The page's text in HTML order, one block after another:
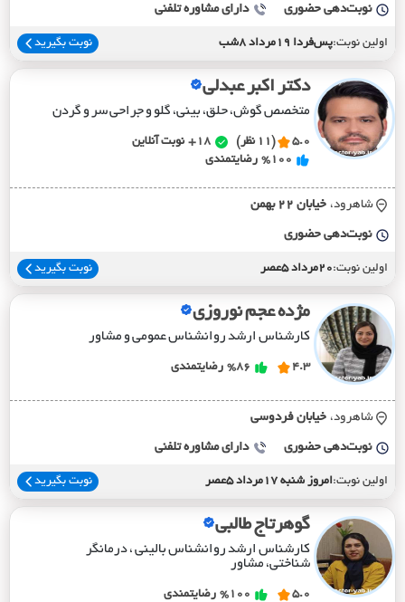
نوبت‌دهی حضوری دارای مشاوره تلفنی
اولین نوبت:پس‌فردا 19مرداد 8شب نوبت بگیرید
دکتر اکبر عبدلی
متخصص گوش، حلق، بینی، گلو و جراحی سر و گردن
5.0 (11 نظر) 18+
نوبت آنلاین
%100 رضایتمندی
شاهرود، خيابان 22 بهمن
نوبت‌دهی حضوری
اولین نوبت:20مرداد 5عصر نوبت بگیرید
مژده عجم نوروزی
کارشناس ارشد روانشناس عمومی و مشاور
4.3
%86 رضایتمندی
شاهرود، خيابان فردوسي
نوبت‌دهی حضوری دارای مشاوره تلفنی
اولین نوبت:امروز شنبه 17مرداد 5عصر نوبت بگیرید
گوهرتاج طالبی
کارشناس ارشد روانشناس بالینی ، درمانگر
شناختی، مشاور
5.0
%100 رضایتمندی